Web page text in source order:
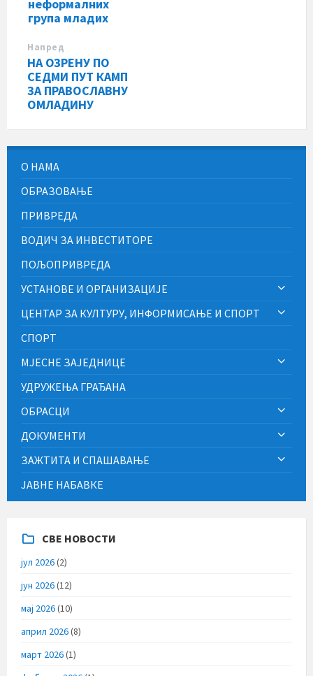
неформалних
група младих
Напред
НА ОЗРЕНУ ПО
СЕДМИ ПУТ КАМП
ЗА ПРАВОСЛАВНУ
ОМЛАДИНУ
О НАМА
ОБРАЗОВАЊЕ
ПРИВРЕДА
ВОДИЧ ЗА ИНВЕСТИТОРЕ
ПОЉОПРИВРЕДА
УСТАНОВЕ И ОРГАНИЗАЦИЈЕ
ЦЕНТАР ЗА КУЛТУРУ, ИНФОРМИСАЊЕ И СПОРТ
СПОРТ
МЈЕСНЕ ЗАЈЕДНИЦЕ
УДРУЖЕЊА ГРАЂАНА
ОБРАСЦИ
ДОКУМЕНТИ
ЗАЖТИТА И СПАШАВАЊЕ
ЈАВНЕ НАБАВКЕ
СВЕ НОВОСТИ
јул 2026(2)
јун 2026(12)
мај 2026(10)
април 2026(8)
март 2026(1)